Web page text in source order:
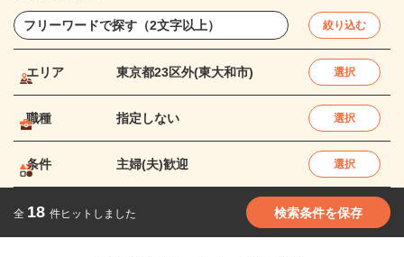
絞り込む
エリア 東京都23区外(東大和市) 選択
職種 指定しない 選択
条件 主婦(夫)歓迎 選択
全 18 件ヒットしました 検索条件を保存